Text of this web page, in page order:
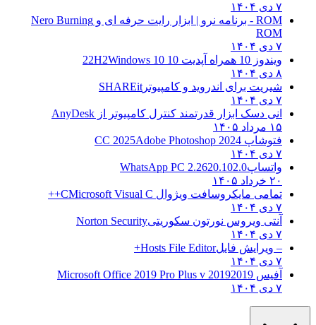
۷ دی ۱۴۰۴
ROM - برنامه نرو | ابزار رایت حرفه ای و
Nero Burning
ROM
۷ دی ۱۴۰۴
ویندوز 10 همراه آپدیت 10 22H2
Windows 10
۸ دی ۱۴۰۴
شیریت برای اندروید و کامپیوتر SHAREit
۷ دی ۱۴۰۴
انی دسک ابزار قدرتمند کنترل کامپیوتر از AnyDesk
۱۵ مرداد ۱۴۰۵
فتوشاپ CC 2025 Adobe Photoshop 2024
۷ دی ۱۴۰۴
واتساپWhatsApp PC 2.2620.102.0
۲۰ خرداد ۱۴۰۵
تمامی مایکروسافت ویژوال C Microsoft Visual C++
۷ دی ۱۴۰۴
آنتی ویروس نورتون سکوریتیNorton Security
۷ دی ۱۴۰۴
– ویرایش فایلHosts File Editor+
۷ دی ۱۴۰۴
آفیس 2019 2019 Microsoft Office 2019 Pro Plus v
۷ دی ۱۴۰۴